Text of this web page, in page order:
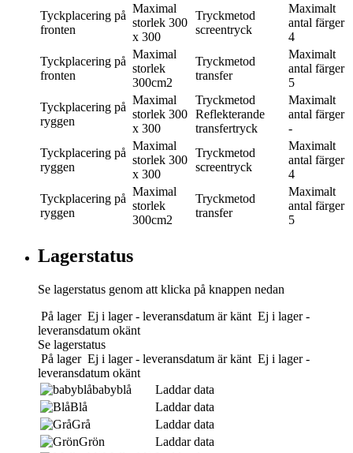
Tyckplacering på
fronten
Maximal
storlek 300
x 300
Tryckmetod
screentryck
Maximalt
antal färger
4
Tyckplacering på
fronten
Maximal
storlek
300cm2
Tryckmetod
transfer
Maximalt
antal färger
5
Tyckplacering på
ryggen
Maximal
storlek 300
x 300
Tryckmetod
Reflekterande
transfertryck
Maximalt
antal färger
-
Tyckplacering på
ryggen
Maximal
storlek 300
x 300
Tryckmetod
screentryck
Maximalt
antal färger
4
Tyckplacering på
ryggen
Maximal
storlek
300cm2
Tryckmetod
transfer
Maximalt
antal färger
5
Lagerstatus
Se lagerstatus genom att klicka på knappen nedan
På lager Ej i lager - leveransdatum är känt Ej i lager -
leveransdatum okänt
Se lagerstatus
På lager Ej i lager - leveransdatum är känt Ej i lager -
leveransdatum okänt
babyblå
Laddar data
Blå
Laddar data
Grå
Laddar data
Grön
Laddar data